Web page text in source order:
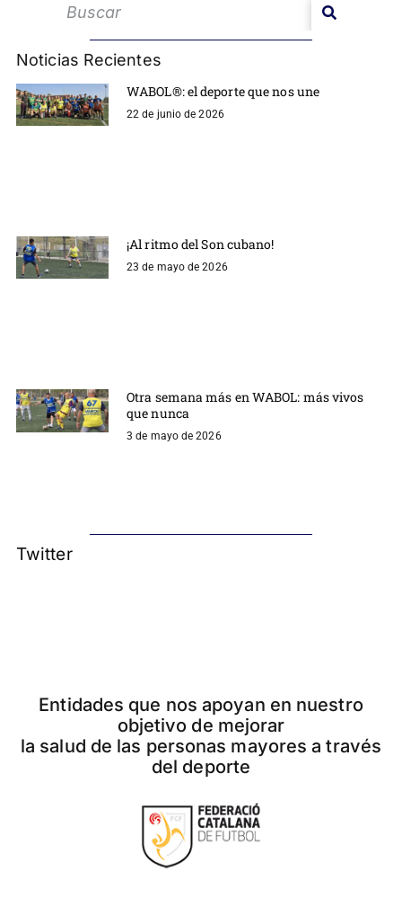
Noticias Recientes
WABOL®: el deporte que nos une
22 de junio de 2026
¡Al ritmo del Son cubano!
23 de mayo de 2026
Otra semana más en WABOL: más vivos
que nunca
3 de mayo de 2026
Twitter
Entidades que nos apoyan en nuestro
objetivo de mejorar
la salud de las personas mayores a través
del deporte